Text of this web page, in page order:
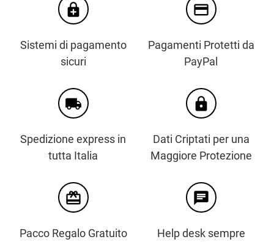
enhanced_encryption
Sistemi di pagamento
sicuri
credit_card
Pagamenti Protetti da
PayPal
local_shipping
Spedizione express in
tutta Italia
https
Dati Criptati per una
Maggiore Protezione
card_giftcard
Pacco Regalo Gratuito
chat
Help desk sempre